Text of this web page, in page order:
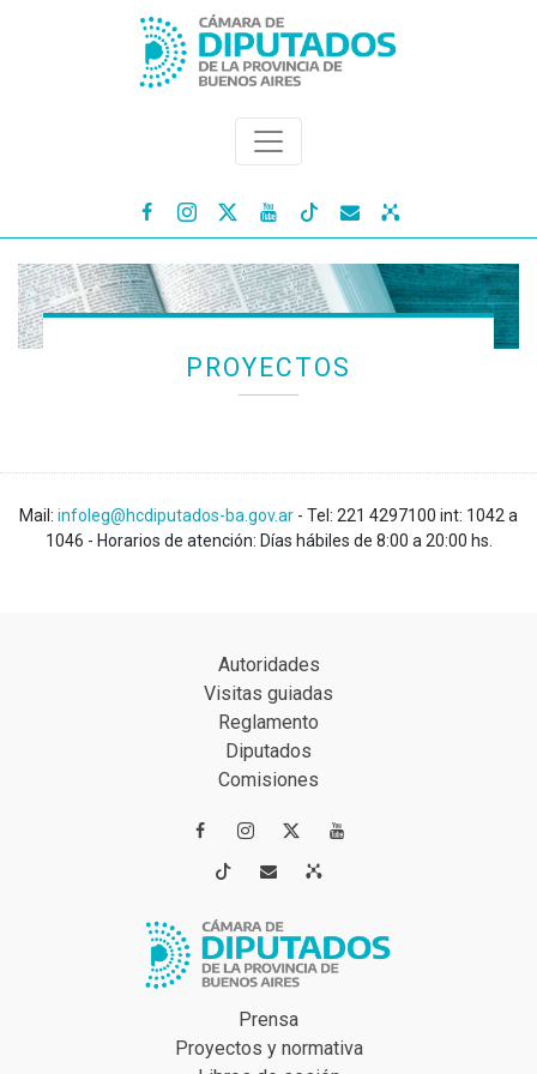
   
PROYECTOS
Mail: infoleg@hcdiputados-ba.gov.ar - Tel: 221 4297100 int: 1042 a
1046 - Horarios de atención: Días hábiles de 8:00 a 20:00 hs.
Autoridades
Visitas guiadas
Reglamento
Diputados
Comisiones
 
 
Prensa
Proyectos y normativa